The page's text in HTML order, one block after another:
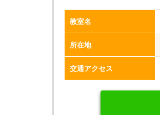
教室名
所在地
交通アクセス